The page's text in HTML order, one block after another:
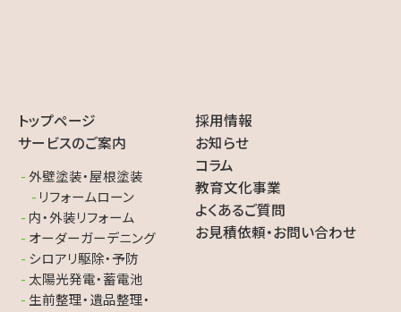
トップページ
サービスのご案内
外壁塗装・屋根塗装
リフォームローン
内・外装リフォーム
オーダーガーデニング
シロアリ駆除・予防
太陽光発電・蓄電池
生前整理・遺品整理・
採用情報
お知らせ
コラム
教育文化事業
よくあるご質問
お見積依頼・お問い合わせ